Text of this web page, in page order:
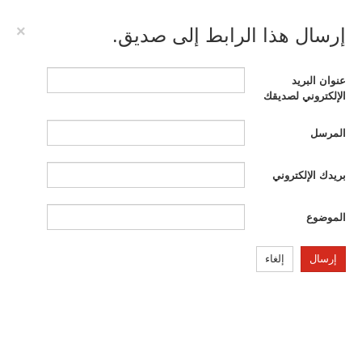
إرسال هذا الرابط إلى صديق. ×
عنوان البريد
الإلكتروني لصديقك
المرسل
بريدك الإلكتروني
الموضوع
إرسال إلغاء